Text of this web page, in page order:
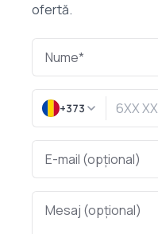
ofertă.
+373